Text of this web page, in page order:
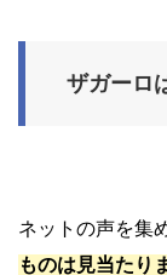
ザガーロ
ネットの声を集
ものは見当たり